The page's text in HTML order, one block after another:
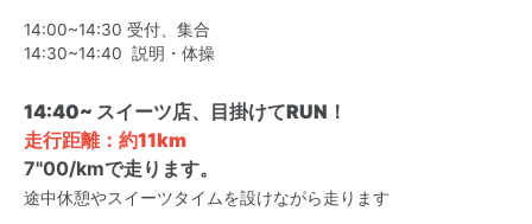
14:00~14:30 受付、集合
14:30~14:40 説明・体操
14:40~ スイーツ店、目掛けてRUN！
走行距離：約11km
7"00/kmで走ります。
途中休憩やスイーツタイムを設けながら走ります